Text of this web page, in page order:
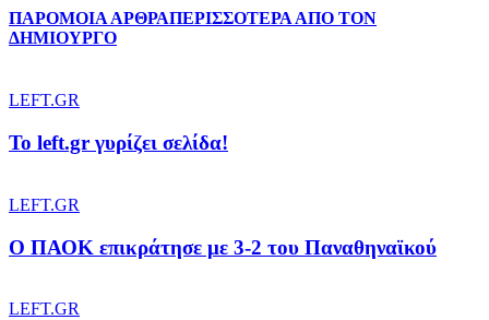
ΠΑΡΟΜΟΙΑ ΑΡΘΡΑΠΕΡΙΣΣΟΤΕΡΑ ΑΠΟ ΤΟΝ
ΔΗΜΙΟΥΡΓΟ
LEFT.GR
To left.gr γυρίζει σελίδα!
LEFT.GR
Ο ΠΑΟΚ επικράτησε με 3-2 του Παναθηναϊκού
LEFT.GR